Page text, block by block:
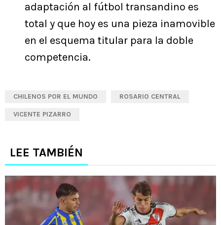
adaptación al fútbol transandino es
total y que hoy es una pieza inamovible
en el esquema titular para la doble
competencia.
CHILENOS POR EL MUNDO ROSARIO CENTRAL
VICENTE PIZARRO
LEE TAMBIÉN